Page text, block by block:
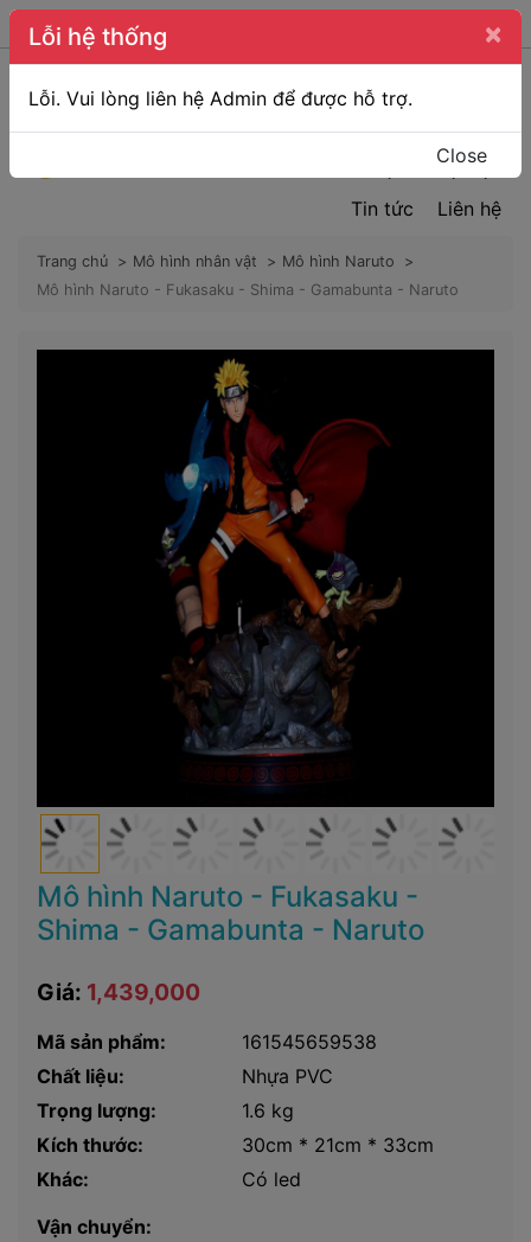
Hotline: 0983 652 179
Trang chủ
Giới thiệu
Phụ kiện
Tin tức
Liên hệ
Trang chủ Mô hình nhân vật
Mô hình Naruto
Mô hình Naruto - Fukasaku - Shima - Gamabunta - Naruto
Mô hình Naruto - Fukasaku -
Shima - Gamabunta - Naruto
Giá: 1,439,000
Mã sản phẩm:
161545659538
Chất liệu:
Nhựa PVC
Trọng lượng:
1.6 kg
Kích thước:
30cm * 21cm * 33cm
Khác:
Có led
Vận chuyển:
Lỗi hệ thống ×
Lỗi. Vui lòng liên hệ Admin để được hỗ trợ.
Close